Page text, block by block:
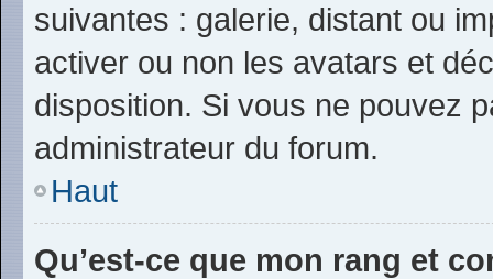
suivantes : galerie, distant ou
activer ou non les avatars et
disposition. Si vous ne pouvez
administrateur du forum.
Haut
Qu’est-ce que mon rang et